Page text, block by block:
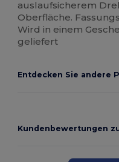
auslaufsicherem
Oberfläche.
Wird in einem
geliefert
Entdecken Sie andere
Kundenbewertungen